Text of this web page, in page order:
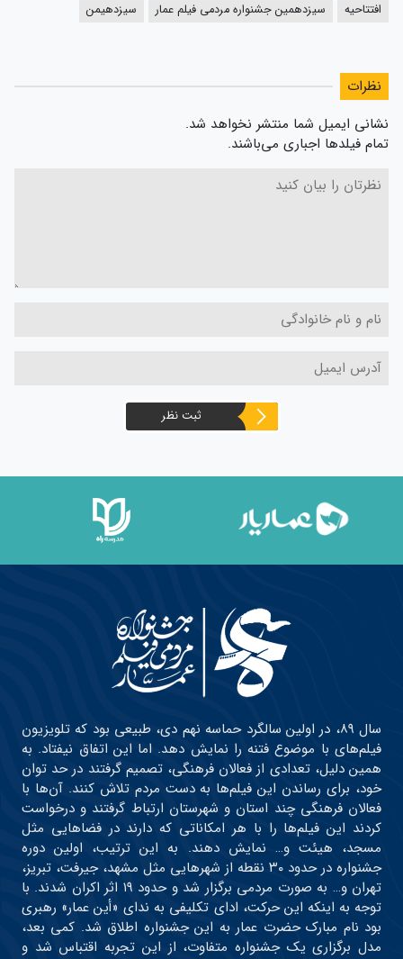
افتتاحیه سیزدهمین جشنواره مردمی فیلم عمار سیزدهیمن
نظرات
نشانی ایمیل شما منتشر نخواهد شد.
تمام فیلدها اجباری می‌باشند.
ثبت نظر
سال ۸۹، در اولین سالگرد حماسه نهم دی، طبیعی بود که تلویزیون
فیلم‌های با موضوع فتنه را نمایش دهد. اما این اتفاق نیفتاد. به
همین دلیل، تعدادی از فعالان فرهنگی، تصمیم گرفتند در حد توان
خود، برای رساندن این فیلم‌ها به دست مردم تلاش کنند. آن‌ها با
فعالان فرهنگی چند استان و شهرستان ارتباط گرفتند و درخواست
کردند این فیلم‌ها را با هر امکاناتی که دارند در فضاهایی مثل
مسجد، هیئت و… نمایش دهند. به این ترتیب، اولین دوره
جشنواره در حدود ۳۰ نقطه از شهرهایی مثل مشهد، جیرفت، تبریز،
تهران و… به صورت مردمی برگزار شد و حدود ۱۹ اثر اکران شدند. با
توجه به اینکه این حرکت، ادای تکلیفی به ندای «أین عمار» رهبری
بود نام مبارک حضرت عمار به این جشنواره اطلاق شد. کمی بعد،
مدل برگزاری یک جشنواره متفاوت، از این تجربه اقتباس شد و